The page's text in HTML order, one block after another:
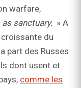
warfare,
sanctuary. » A
du
part des Russes
dont usent et
comme les